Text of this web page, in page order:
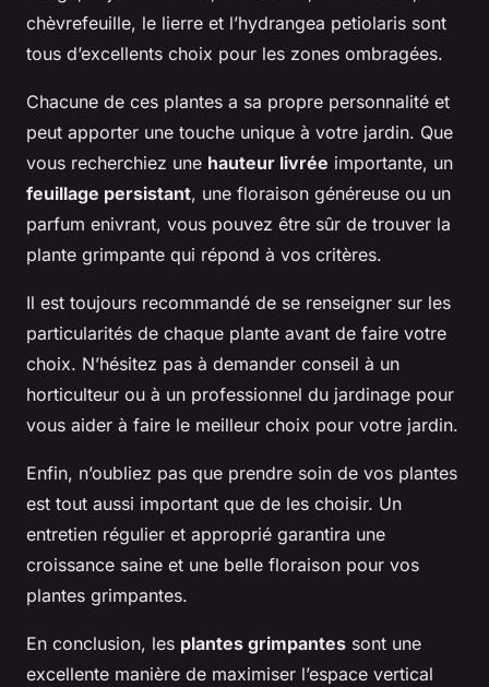
chèvrefeuille, le lierre et l’hydrangea petiolaris sont
tous d’excellents choix pour les zones ombragées.
Chacune de ces plantes a sa propre personnalité et
peut apporter une touche unique à votre jardin. Que
vous recherchiez une hauteur livrée importante, un
feuillage persistant, une floraison généreuse ou un
parfum enivrant, vous pouvez être sûr de trouver la
plante grimpante qui répond à vos critères.
Il est toujours recommandé de se renseigner sur les
particularités de chaque plante avant de faire votre
choix. N’hésitez pas à demander conseil à un
horticulteur ou à un professionnel du jardinage pour
vous aider à faire le meilleur choix pour votre jardin.
Enfin, n’oubliez pas que prendre soin de vos plantes
est tout aussi important que de les choisir. Un
entretien régulier et approprié garantira une
croissance saine et une belle floraison pour vos
plantes grimpantes.
En conclusion, les plantes grimpantes sont une
excellente manière de maximiser l’espace vertical